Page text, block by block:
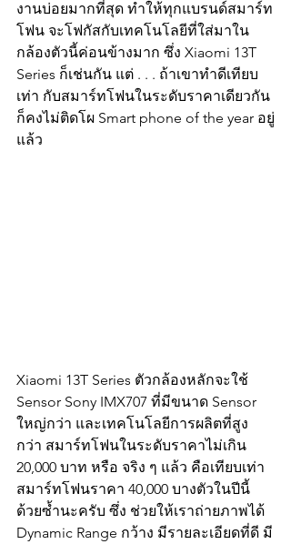
งานบ่อยมากที่สุด ทำให้ทุกแบรนด์สมาร์ท
โฟน จะโฟกัสกับเทคโนโลยีที่ใส่มาใน
กล้องตัวนี้ค่อนข้างมาก ซึ่ง Xiaomi 13T
Series ก็เช่นกัน แต่ . . . ถ้าเขาทำดีเทียบ
เท่า กับสมาร์ทโฟนในระดับราคาเดียวกัน
ก็คงไม่ติดโผ Smart phone of the year อยู่
แล้ว
Xiaomi 13T Series ตัวกล้องหลักจะใช้
Sensor Sony IMX707 ที่มีขนาด Sensor
ใหญ่กว่า และเทคโนโลยีการผลิตที่สูง
กว่า สมาร์ทโฟนในระดับราคาไม่เกิน
20,000 บาท หรือ จริง ๆ แล้ว คือเทียบเท่า
สมาร์ทโฟนราคา 40,000 บางตัวในปีนี้
ด้วยซ้ำนะครับ ซึ่ง ช่วยให้เราถ่ายภาพได้
Dynamic Range กว้าง มีรายละเอียดที่ดี มี